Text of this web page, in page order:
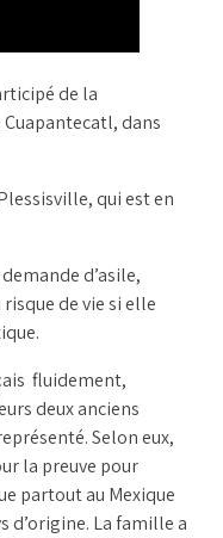
de la
dans
qui est en
d’asile,
de vie si elle
fluidement,
deux anciens
Selon eux,
la preuve pour
partout au Mexique
d’origine. La famille a